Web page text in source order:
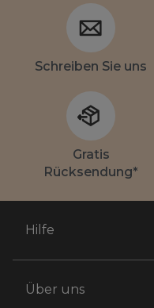
Schreiben Sie uns
Gratis
Rücksendung*
Hilfe
Über uns